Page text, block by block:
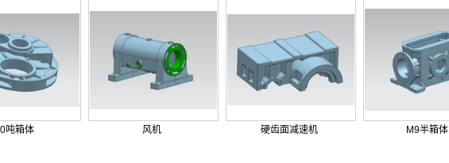
吨箱体 风机 硬齿面减速机 M9半箱体